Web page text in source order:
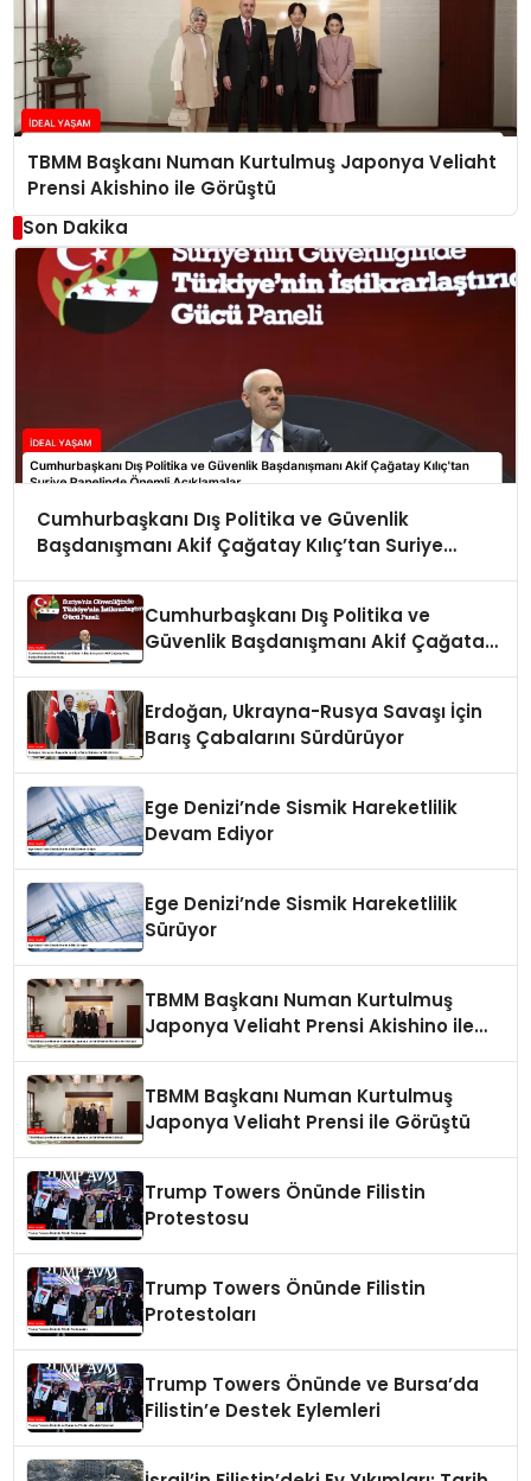
TBMM Başkanı Numan Kurtulmuş Japonya Veliaht
Prensi Akishino ile Görüştü
Son Dakika
Cumhurbaşkanı Dış Politika ve Güvenlik
Başdanışmanı Akif Çağatay Kılıç’tan Suriye
Cumhurbaşkanı Dış Politika ve
Güvenlik Başdanışmanı Akif Çağatay
Erdoğan, Ukrayna-Rusya Savaşı İçin
Barış Çabalarını Sürdürüyor
Ege Denizi’nde Sismik Hareketlilik
Devam Ediyor
Ege Denizi’nde Sismik Hareketlilik
Sürüyor
TBMM Başkanı Numan Kurtulmuş
Japonya Veliaht Prensi Akishino ile
TBMM Başkanı Numan Kurtulmuş
Japonya Veliaht Prensi ile Görüştü
Trump Towers Önünde Filistin
Protestosu
Trump Towers Önünde Filistin
Protestoları
Trump Towers Önünde ve Bursa’da
Filistin’e Destek Eylemleri